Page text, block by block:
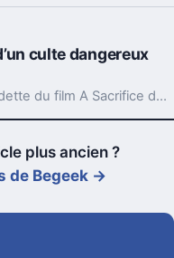
culte dangereux
La star de Stranger Things sera la vedette du film A Sacrifice du réalisateur britannique Jordan Scott.
plus ancien ?
de Begeek →